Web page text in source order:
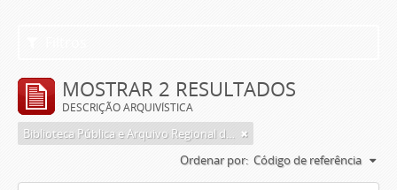
MOSTRAR 2 RESULTADOS
DESCRIÇÃO ARQUIVÍSTICA
Biblioteca Pública e Arquivo Regional de Ponta Delgada
Ordenar por: Código de referência